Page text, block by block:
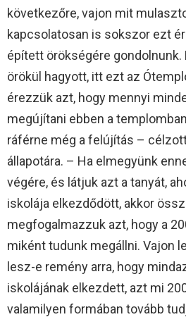
következőre, vajon mit
kapcsolatosan is sokszor ezt
épített örökségére gondolnunk.
örökül hagyott, itt ezt az
érezzük azt, hogy mennyi
megújítani ebben a
ráférne még a felújítás –
állapotára. – Ha elmegyünk
végére, és látjuk azt a tanyát,
iskolája elkezdődött, akkor
megfogalmazzuk azt, hogy a
miként tudunk megállni. Vajon
lesz-e remény arra, hogy
iskolájának elkezdett, azt mi
valamilyen formában tovább